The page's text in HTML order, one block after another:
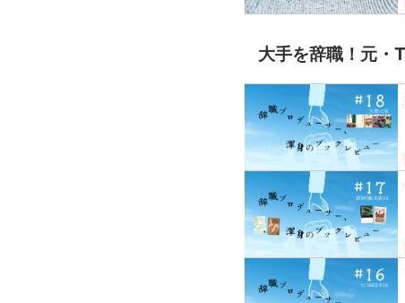
大手を辞職！元・